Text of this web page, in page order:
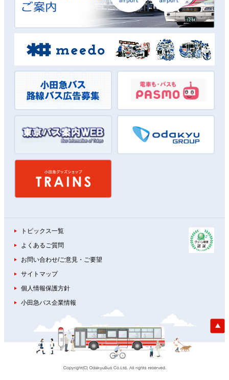
トピックス一覧
よくあるご質問
お問い合わせ/ご意見・ご要望
サイトマップ
個人情報保護方針
小田急バス企業情報